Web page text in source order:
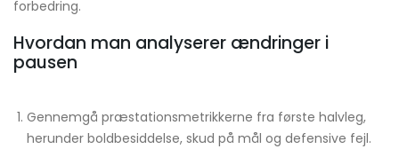
forbedring.
Hvordan man analyserer ændringer i
pausen
Gennemgå præstationsmetrikkerne fra første halvleg,
herunder boldbesiddelse, skud på mål og defensive fejl.